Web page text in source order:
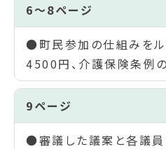
6～8ページ
●町民参加の仕組みをル
4500円、介護保険条例
9ページ
●審議した議案と各議員